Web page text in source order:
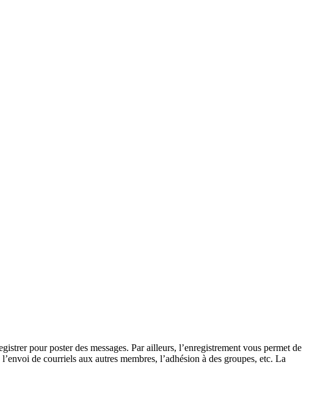
pour poster des messages. Par ailleurs, l’enregistrement vous permet de
de courriels aux autres membres, l’adhésion à des groupes, etc. La